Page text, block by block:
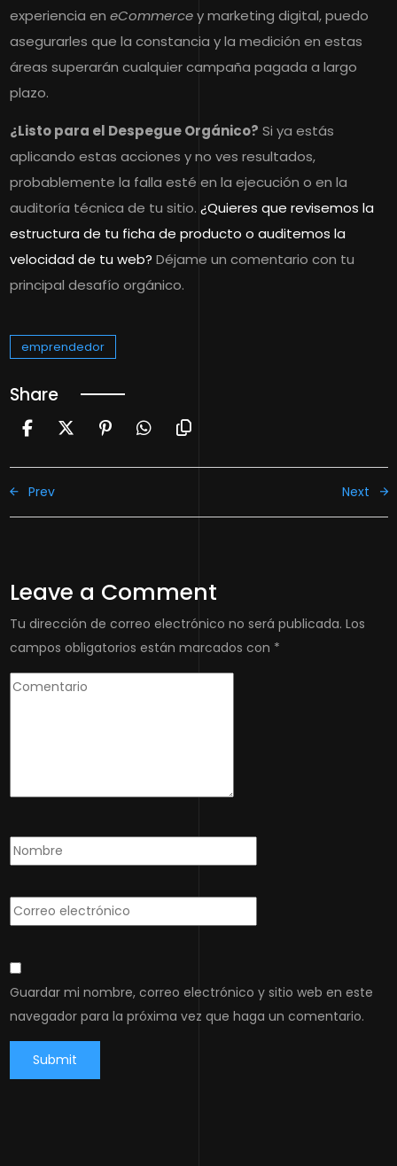
experiencia en eCommercey marketing digital, puedo
asegurarles que la constancia y la medición en estas
áreas superarán cualquier campaña pagada a largo
plazo.
¿Listo para el Despegue Orgánico? Si ya estás
aplicando estas acciones y no ves resultados,
probablemente la falla esté en la ejecución o en la
auditoría técnica de tu sitio. ¿Quieres que revisemos la
estructura de tu ficha de producto o auditemos la
velocidad de tu web? Déjame un comentario con tu
principal desafío orgánico.
emprendedor
Share
Prev Next
Leave a Comment
Tu dirección de correo electrónico no será publicada. Los
campos obligatorios están marcados con *
Guardar mi nombre, correo electrónico y sitio web en este
navegador para la próxima vez que haga un comentario.
Submit